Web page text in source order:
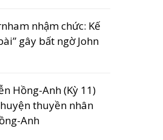
nhậm chức: Kế
gây bất ngờ John
Hồng-Anh (Kỳ 11)
thuyền nhân
Anh